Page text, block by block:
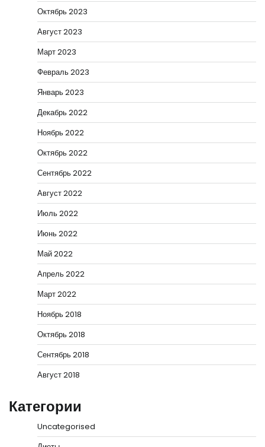
Октябрь 2023
Август 2023
Март 2023
Февраль 2023
Январь 2023
Декабрь 2022
Ноябрь 2022
Октябрь 2022
Сентябрь 2022
Август 2022
Июль 2022
Июнь 2022
Май 2022
Апрель 2022
Март 2022
Ноябрь 2018
Октябрь 2018
Сентябрь 2018
Август 2018
Категории
Uncategorised